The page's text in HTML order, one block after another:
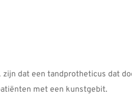
dat een tandprotheticus dat
met een kunstgebit.